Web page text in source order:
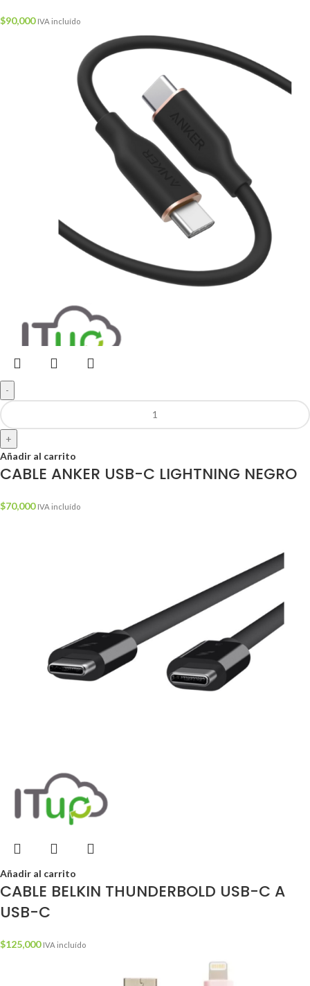
$90,000 IVA incluído
-
+
Añadir al carrito
CABLE ANKER USB-C LIGHTNING NEGRO
$70,000 IVA incluído
Añadir al carrito
CABLE BELKIN THUNDERBOLD USB-C A
USB-C
$125,000 IVA incluído